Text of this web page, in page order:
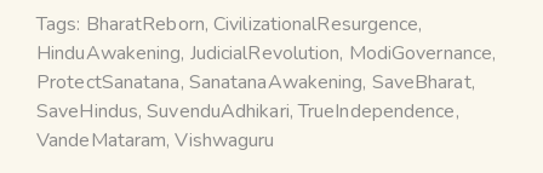
Tags: BharatReborn,CivilizationalResurgence,
HinduAwakening, JudicialRevolution, ModiGovernance,
ProtectSanatana, SanatanaAwakening, SaveBharat,
SaveHindus,SuvenduAdhikari,TrueIndependence,
VandeMataram,Vishwaguru